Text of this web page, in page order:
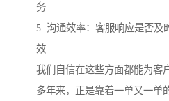
务
5. 沟通效率：客服响应是否及
效
我们自信在这些方面都能为客
多年来，正是靠着一单又一单